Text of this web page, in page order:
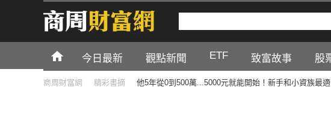
今日最新 觀點新聞 ETF 致富故事 股
商周財富網 精彩書摘 他5年從0到500萬...5000元就能開始！新手和小資族最適